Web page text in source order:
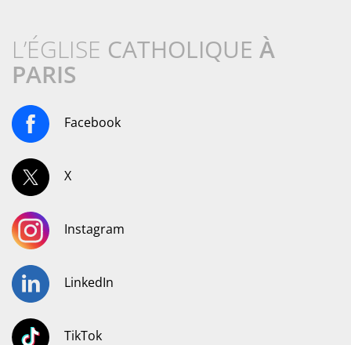
L’ÉGLISE CATHOLIQUE À
PARIS
Facebook
X
Instagram
LinkedIn
TikTok